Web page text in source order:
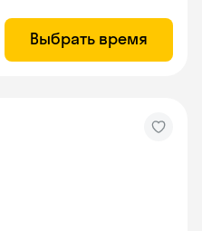
Выбрать время